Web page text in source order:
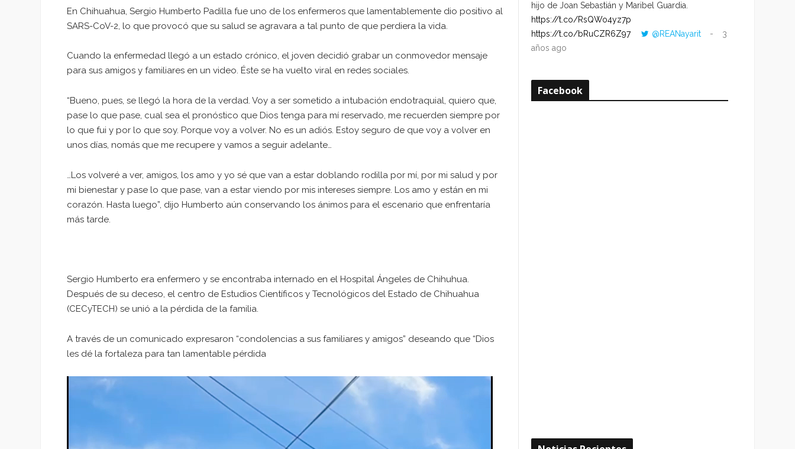
En Chihuahua, Sergio Humberto Padilla fue uno de los enfermeros que lamentablemente dio positivo al
SARS-CoV-2, lo que provocó que su salud se agravara a tal punto de que perdiera la vida.
Cuando la enfermedad llegó a un estado crónico, el joven decidió grabar un conmovedor mensaje
para sus amigos y familiares en un video. Éste se ha vuelto viral en redes sociales.
“Bueno, pues, se llegó la hora de la verdad. Voy a ser sometido a intubación endotraquial, quiero que,
pase lo que pase, cual sea el pronóstico que Dios tenga para mí reservado, me recuerden siempre por
lo que fui y por lo que soy. Porque voy a volver. No es un adiós. Estoy seguro de que voy a volver en
unos días, nomás que me recupere y vamos a seguir adelante…
…Los volveré a ver, amigos, los amo y yo sé que van a estar doblando rodilla por mí, por mi salud y por
mi bienestar y pase lo que pase, van a estar viendo por mis intereses siempre. Los amo y están en mi
corazón. Hasta luego”, dijo Humberto aún conservando los ánimos para el escenario que enfrentaría
más tarde.
Sergio Humberto era enfermero y se encontraba internado en el Hospital Ángeles de Chihuhua.
Después de su deceso, el centro de Estudios Científicos y Tecnológicos del Estado de Chihuahua
(CECyTECH) se unió a la pérdida de la familia.
A través de un comunicado expresaron “condolencias a sus familiares y amigos” deseando que “Dios
les dé la fortaleza para tan lamentable pérdida
Reproductor
hijo de Joan Sebastián y Maribel Guardia.
https://t.co/RsQWo4yz7p
https://t.co/bRuCZR6Z97
@REANayarit
3
años ago
Facebook